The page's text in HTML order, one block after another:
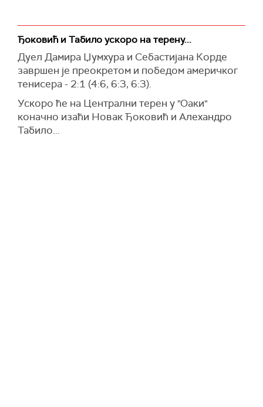
Ђоковић и Табило ускоро на терену...
Дуел Дамира Џумхура и Себастијана Корде
завршен је преокретом и победом америчког
тенисера - 2:1 (4:6, 6:3, 6:3).
Ускоро ће на Централни терен у "Оаки"
коначно изаћи Новак Ђоковић и Алехандро
Табило...